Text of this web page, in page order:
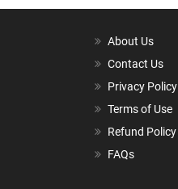
About Us
Contact Us
Privacy Policy
Terms of Use
Refund Policy
FAQs